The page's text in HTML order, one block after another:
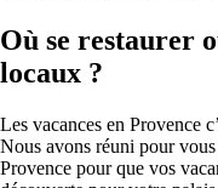
Où se restaurer
locaux ?
Les vacances en Provence
Nous avons réuni pour
Provence pour que vos